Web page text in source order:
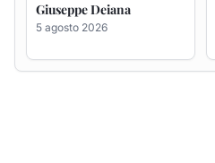
Giuseppe Deiana
5 agosto 2026